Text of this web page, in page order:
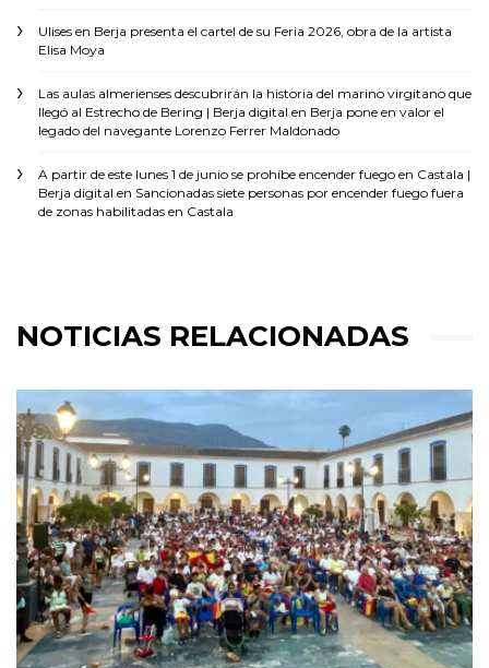
Ulises en Berja presenta el cartel de su Feria 2026, obra de la artista
Elisa Moya
Las aulas almerienses descubrirán la historia del marino virgitano que
llegó al Estrecho de Bering | Berja digital en Berja pone en valor el
legado del navegante Lorenzo Ferrer Maldonado
A partir de este lunes 1 de junio se prohíbe encender fuego en Castala |
Berja digital en Sancionadas siete personas por encender fuego fuera
de zonas habilitadas en Castala
NOTICIAS RELACIONADAS